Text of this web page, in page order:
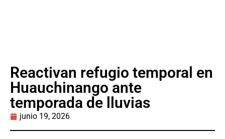
Reactivan refugio temporal en
Huauchinango ante
temporada de lluvias
junio 19, 2026